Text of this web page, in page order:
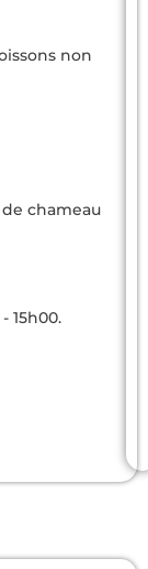
non
chameau
15h00.